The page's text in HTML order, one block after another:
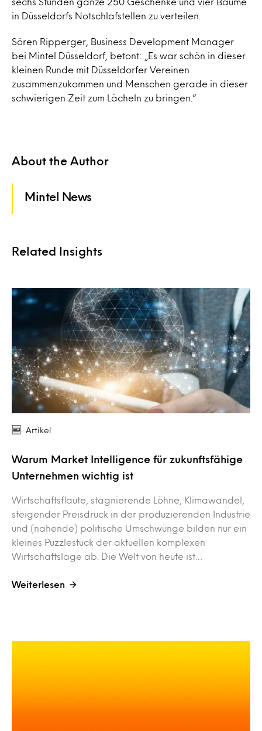
in Düsseldorfs Notschlafstellen zu verteilen.
Sören Ripperger, Business Development Manager
bei Mintel Düsseldorf, betont: „Es war schön in dieser
kleinen Runde mit Düsseldorfer Vereinen
zusammenzukommen und Menschen gerade in dieser
schwierigen Zeit zum Lächeln zu bringen.“
About the Author
Mintel News
Related Insights
Artikel
Warum Market Intelligence für zukunftsfähige
Unternehmen wichtig ist
Wirtschaftsflaute, stagnierende Löhne, Klimawandel,
steigender Preisdruck in der produzierenden Industrie
und (nahende) politische Umschwünge bilden nur ein
kleines Puzzlestück der aktuellen komplexen
Wirtschaftslage ab. Die Welt von heute ist…
Weiterlesen